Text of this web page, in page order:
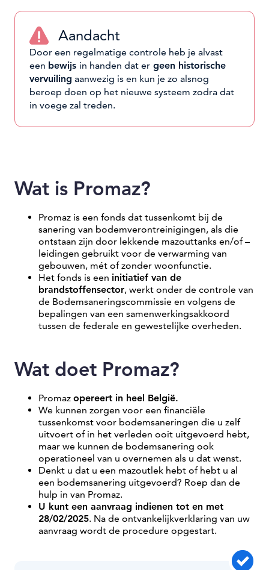
Aandacht
Door een regelmatige controle heb je alvast
een bewijs in handen dat er geen historische
vervuiling aanwezig is en kun je zo alsnog
beroep doen op het nieuwe systeem zodra dat
in voege zal treden.
Wat is Promaz?
Promaz is een fonds dat tussenkomt bij de
sanering van bodemverontreinigingen, als die
ontstaan zijn door lekkende mazouttanks en/of –
leidingen gebruikt voor de verwarming van
gebouwen, mét of zonder woonfunctie.
Het fonds is een initiatief van de
brandstoffensector, werkt onder de controle van
de Bodemsaneringscommissie en volgens de
bepalingen van een samenwerkingsakkoord
tussen de federale en gewestelijke overheden.
Wat doet Promaz?
Promaz opereert in heel België.
We kunnen zorgen voor een financiële
tussenkomst voor bodemsaneringen die u zelf
uitvoert of in het verleden ooit uitgevoerd hebt,
maar we kunnen de bodemsanering ook
operationeel van u overnemen als u dat wenst.
Denkt u dat u een mazoutlek hebt of hebt u al
een bodemsanering uitgevoerd? Roep dan de
hulp in van Promaz.
U kunt een aanvraag indienen tot en met
28/02/2025. Na de ontvankelijkverklaring van uw
aanvraag wordt de procedure opgestart.